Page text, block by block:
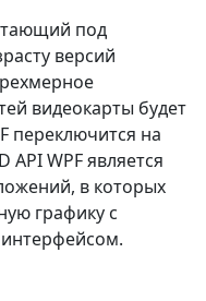
под
версий
видеокарты будет
переключится на
WPF является
в которых
графику с